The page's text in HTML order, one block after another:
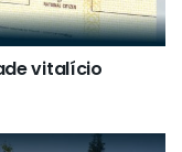
vitalício